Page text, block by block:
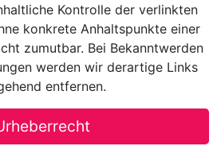
Kontrolle der verlinkten
konkrete Anhaltspunkte einer
zumutbar. Bei Bekanntwerden
werden wir derartige Links
entfernen.